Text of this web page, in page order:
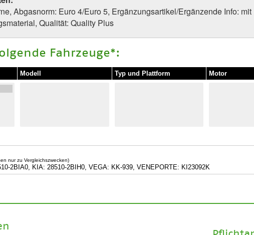
Abgasnorm: Euro 4/Euro 5, Ergänzungsartikel/Ergänzende Info: mit
Qualität: Quality Plus
Fahrzeuge*:
Modell Typ und Plattform Motor
nur zu Vergleichszwecken)
2BIA0, KIA: 28510-2BIH0, VEGA: KK-939, VENEPORTE: KI23092K